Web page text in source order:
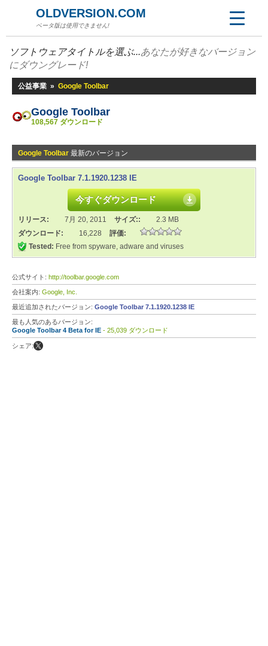
OLDVERSION.COM
ベータ版は使用できません!
ソフトウェアタイトルを選ぶ...あなたが好きなバージョン
にダウングレード!
公益事業 » Google Toolbar
Google Toolbar
108,567 ダウンロード
Google Toolbar 最新のバージョン
Google Toolbar 7.1.1920.1238 IE
今すぐダウンロード
リリース: 7月 20, 2011 サイズ::
2.3 MB
ダウンロード:
16,228
評価:
Tested: Free from spyware, adware and viruses
公式サイト: http://toolbar.google.com
会社案内: Google, Inc.
最近追加されたバージョン: Google Toolbar 7.1.1920.1238 IE
最も人気のあるバージョン:
Google Toolbar 4 Beta for IE - 25,039 ダウンロード
シェア: